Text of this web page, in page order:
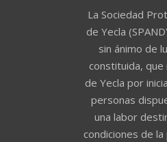
La Sociedad
de Yecla
sin ánimo de
constituida, que
de Yecla por
personas
una labor
condiciones de